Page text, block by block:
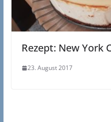
Rezept: New York
23. August 2017